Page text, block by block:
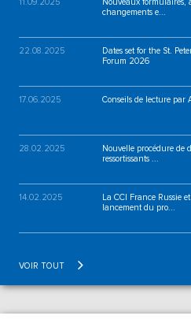
changements e...
22.08.2025
Dates set for the St.
Forum 2026
17.06.2025 Conseils de lecture par
28.02.2025
Nouvelle procédure de
ressortissants ...
14.02.2025
La CCI France Russie
lancement du pro...
VOIR TOUT